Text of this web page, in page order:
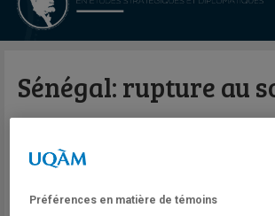
Sénégal: rupture au
Télé
France 24
On va plus loin
Préférences en matière de témoins